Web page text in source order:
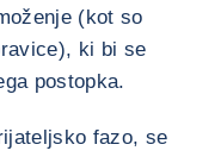
(kot so
ki bi se
postopka.
fazo, se